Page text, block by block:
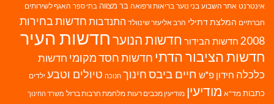
אינטרנט אתר השבוע בני נוער בריאות ורפואה בר מצווה בתי ספר האגף לשירותים
חברתיים המלצת דתילי הרב אליעזר שינוולד התנדבות חדשות בחירות
2008 חדשות הבידור חדשות הנוערחדשות העיר
חדשות הציבור הדתי חדשות חסד מקומי חדשות
כלכלה חידון פ"ש חיים ביבסחינוך חנוכה טיולים וטבע ילדים
כתבות מד"א מודיעין מודיעין מכבים רעות מלחמת חרבות ברזל משרד החינוך